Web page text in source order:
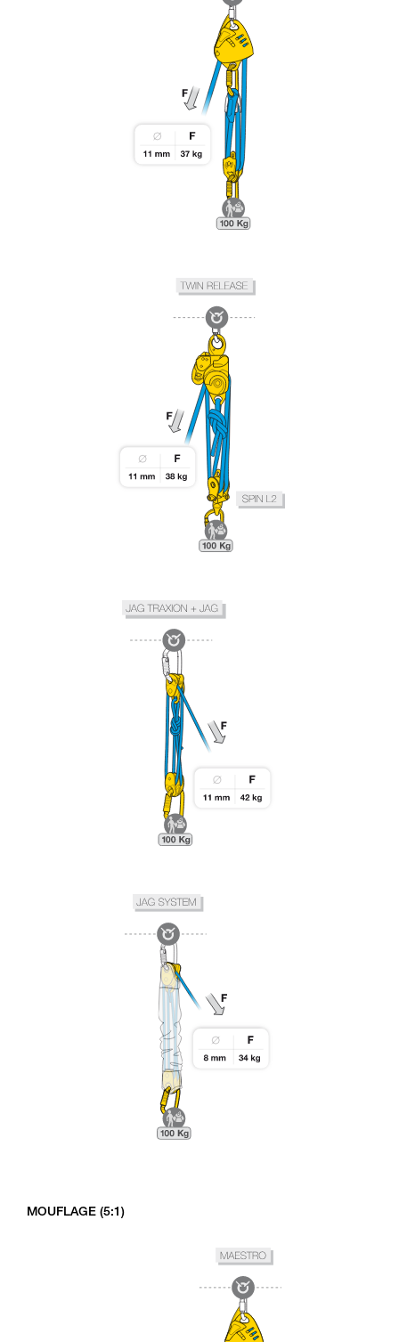
MOUFLAGE (5:1)